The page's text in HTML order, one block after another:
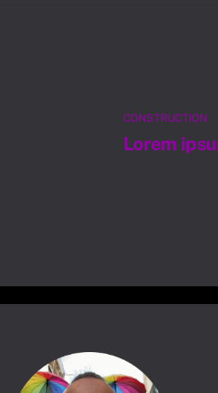
CONSTRUCTION
Lorem